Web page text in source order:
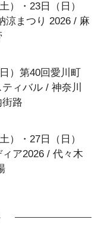
）・23日（日）
涼まつり 2026 / 麻
）第40回愛川町
ィバル / 神奈川
路
）・27日（日）
ア2026 / 代々木